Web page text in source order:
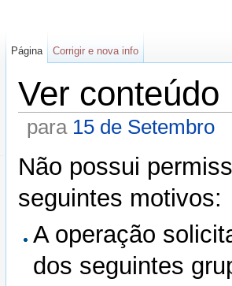
Ver conteúdo
para 15 de Setembro
Não possui
seguintes motivos:
A operação
dos seguintes
Página Corrigir e nova info